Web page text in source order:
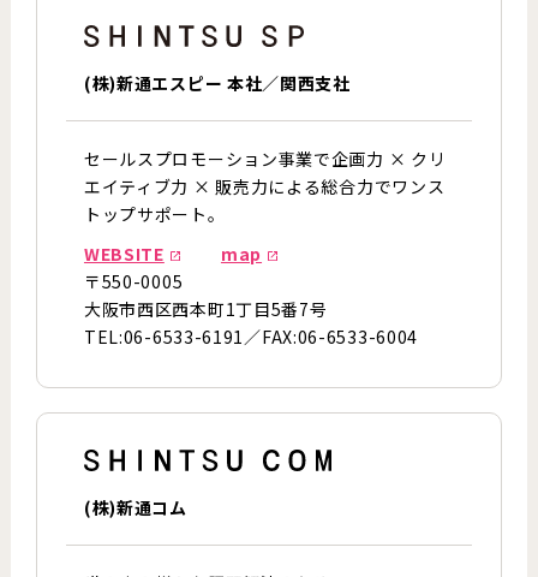
(株)新通エスピー 本社／関西支社
セールスプロモーション事業で企画力 × クリ
エイティブ力 × 販売力による総合力でワンス
トップサポート。
WEBSITE
map
〒550-0005
大阪市西区西本町1丁目5番7号
TEL:06-6533-6191／FAX:06-6533-6004
(株)新通コム